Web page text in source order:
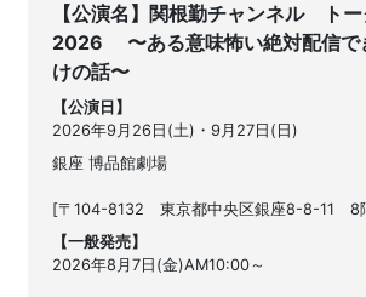
【公演名】関根勤チャンネル ト
2026 〜ある意味怖い絶対配信で
けの話〜
【公演日】
2026年9月26日(土)・9月27日(日)
銀座 博品館劇場
[〒104-8132 東京都中央区銀座8-8-11 8
【一般発売】
2026年8月7日(金)AM10:00～